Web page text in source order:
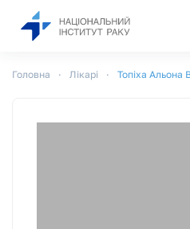
Головна Лікарі Топіха Альона